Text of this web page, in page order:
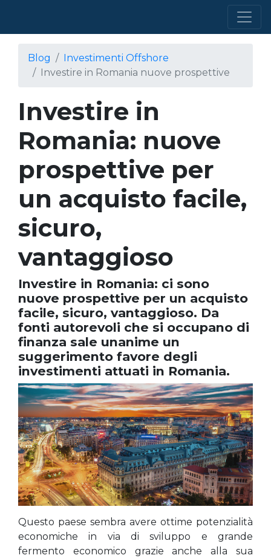
Blog
Investimenti Offshore
Investire in Romania nuove prospettive
Investire in
Romania: nuove
prospettive per
un acquisto facile,
sicuro,
vantaggioso
Investire in Romania: ci sono
nuove prospettive per un acquisto
facile, sicuro, vantaggioso. Da
fonti autorevoli che si occupano di
finanza sale unanime un
suggerimento favore degli
investimenti attuati in Romania.
Questo paese sembra avere ottime potenzialità
economiche in via di sviluppo e grande
fermento economico grazie anche alla sua